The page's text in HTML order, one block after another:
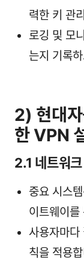
력한 키 관
로깅 및 모
는지 기록
2) 현대
한 VPN
2.1 네트워
중요 시스
이트웨이를
사용자마다
칙을 적용